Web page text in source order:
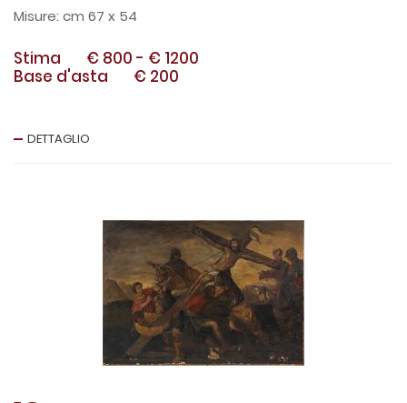
cm 67 x 54
Stima € 800 - € 1200
Base d'asta
€ 200
DETTAGLIO